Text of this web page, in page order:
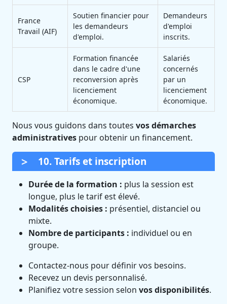
France
Travail (AIF)
Soutien financier pour
les demandeurs
d'emploi.
Demandeurs
d'emploi
inscrits.
CSP
Formation financée
dans le cadre d'une
reconversion après
licenciement
économique.
Salariés
concernés
par un
licenciement
économique.
Nous vous guidons dans toutes vos démarches
administratives pour obtenir un financement.
10. Tarifs et inscription
Durée de la formation : plus la session est
longue, plus le tarif est élevé.
Modalités choisies : présentiel, distanciel ou
mixte.
Nombre de participants : individuel ou en
groupe.
Contactez-nous pour définir vos besoins.
Recevez un devis personnalisé.
Planifiez votre session selon vos disponibilités.